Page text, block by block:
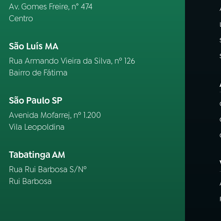
Av. Gomes Freire, n° 474
Centro
São Luís MA
Rua Armando Vieira da Silva, nº 126
Bairro de Fátima
São Paulo SP
Avenida Mofarrej, nº 1.200
Vila Leopoldina
Tabatinga AM
Rua Rui Barbosa S/Nº
Rui Barbosa